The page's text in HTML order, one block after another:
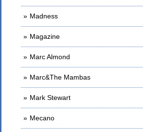
Madness
Magazine
Marc Almond
Marc&The Mambas
Mark Stewart
Mecano